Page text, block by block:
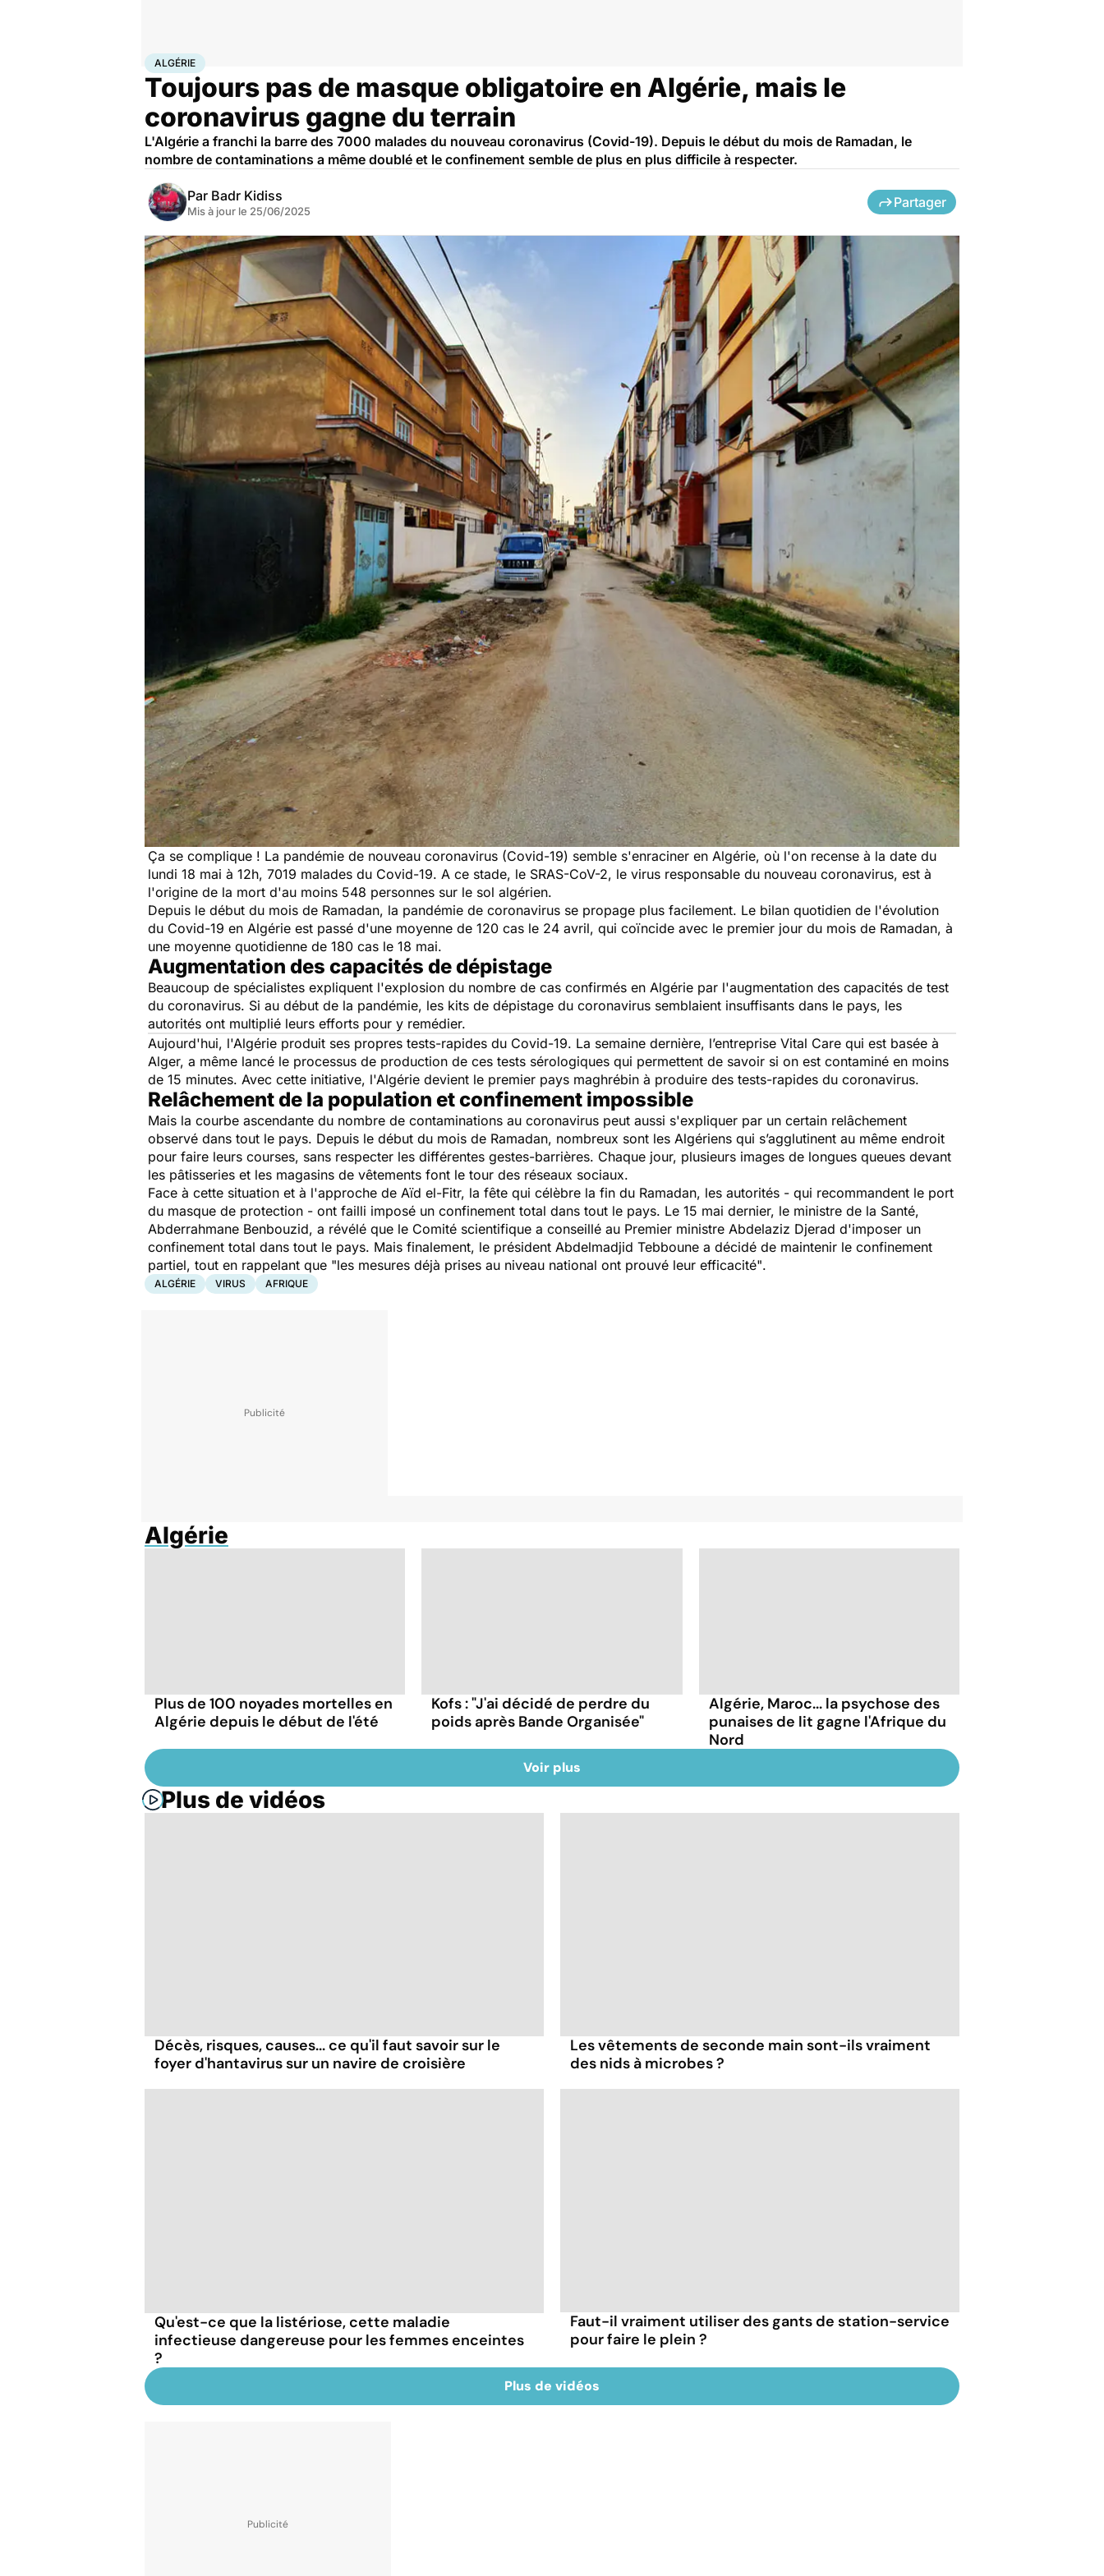
AccueilSanté
ALGÉRIE
Toujours pas de masque obligatoire en Algérie, mais le
coronavirus gagne du terrain
L'Algérie a franchi la barre des 7000 malades du nouveau coronavirus (Covid-19). Depuis le début du mois de Ramadan, le
nombre de contaminations a même doublé et le confinement semble de plus en plus difficile à respecter.
Par Badr Kidiss
Mis à jour le 25/06/2025
Partager
Ça se complique ! La pandémie de nouveau coronavirus (Covid-19) semble s'enraciner en Algérie, où l'on recense à la date du
lundi 18 mai à 12h, 7019 malades du Covid-19. A ce stade, le SRAS-CoV-2, le virus responsable du nouveau coronavirus, est à
l'origine de la mort d'au moins 548 personnes sur le sol algérien.
Depuis le début du mois de Ramadan, la pandémie de coronavirus se propage plus facilement. Le bilan quotidien de l'évolution
du Covid-19 en Algérie est passé d'une moyenne de 120 cas le 24 avril, qui coïncide avec le premier jour du mois de Ramadan, à
une moyenne quotidienne de 180 cas le 18 mai.
Augmentation des capacités de dépistage
Beaucoup de spécialistes expliquent l'explosion du nombre de cas confirmés en Algérie par l'augmentation des capacités de test
du coronavirus. Si au début de la pandémie, les kits de dépistage du coronavirus semblaient insuffisants dans le pays, les
autorités ont multiplié leurs efforts pour y remédier.
Aujourd'hui, l'Algérie produit ses propres tests-rapides du Covid-19. La semaine dernière, l’entreprise Vital Care qui est basée à
Alger, a même lancé le processus de production de ces tests sérologiques qui permettent de savoir si on est contaminé en moins
de 15 minutes. Avec cette initiative, l'Algérie devient le premier pays maghrébin à produire des tests-rapides du coronavirus.
Relâchement de la population et confinement impossible
Mais la courbe ascendante du nombre de contaminations au coronavirus peut aussi s'expliquer par un certain relâchement
observé dans tout le pays. Depuis le début du mois de Ramadan, nombreux sont les Algériens qui s’agglutinent au même endroit
pour faire leurs courses, sans respecter les différentes gestes-barrières. Chaque jour, plusieurs images de longues queues devant
les pâtisseries et les magasins de vêtements font le tour des réseaux sociaux.
Face à cette situation et à l'approche de Aïd el-Fitr, la fête qui célèbre la fin du Ramadan, les autorités - qui recommandent le port
du masque de protection - ont failli imposé un confinement total dans tout le pays. Le 15 mai dernier, le ministre de la Santé,
Abderrahmane Benbouzid, a révélé que le Comité scientifique a conseillé au Premier ministre Abdelaziz Djerad d'imposer un
confinement total dans tout le pays. Mais finalement, le président Abdelmadjid Tebboune a décidé de maintenir le confinement
partiel, tout en rappelant que "les mesures déjà prises au niveau national ont prouvé leur efficacité".
ALGÉRIE VIRUS AFRIQUE
Algérie
Plus de 100 noyades mortelles en
Algérie depuis le début de l'été
Kofs : "J'ai décidé de perdre du
poids après Bande Organisée"
Algérie, Maroc... la psychose des
punaises de lit gagne l'Afrique du
Nord
Voir plus
Plus de vidéos
Décès, risques, causes... ce qu'il faut savoir sur le
foyer d'hantavirus sur un navire de croisière
Les vêtements de seconde main sont-ils vraiment
des nids à microbes ?
Qu'est-ce que la listériose, cette maladie
infectieuse dangereuse pour les femmes enceintes
?
Faut-il vraiment utiliser des gants de station-service
pour faire le plein ?
Plus de vidéos